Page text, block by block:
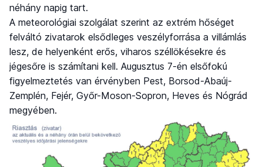
néhány napig tart.
A meteorológiai szolgálat szerint az extrém hőséget
felváltó zivatarok elsődleges veszélyforrása a villámlás
lesz, de helyenként erős, viharos széllökésekre és
jégesőre is számítani kell. Augusztus 7-én elsőfokú
figyelmeztetés van érvényben Pest, Borsod-Abaúj-
Zemplén, Fejér, Győr-Moson-Sopron, Heves és Nógrád
megyében.